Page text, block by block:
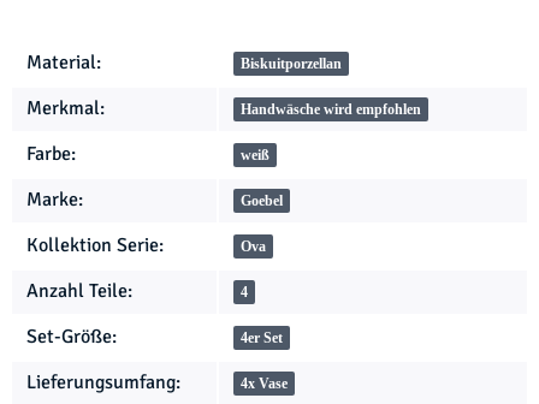
Produkteigenschaft
Wert
Material: Biskuitporzellan
Merkmal: Handwäsche wird empfohlen
Farbe: weiß
Marke: Goebel
Kollektion Serie: Ova
Anzahl Teile: 4
Set-Größe: 4er Set
Lieferungsumfang: 4x Vase